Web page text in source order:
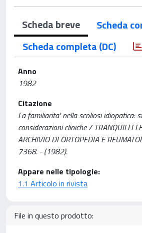
Scheda breve
Scheda
Scheda completa (DC)
Anno
1982
Citazione
La familiarita' nella scoliosi idiopatica:
considerazioni cliniche / TRANQUILLI
ARCHIVIO DI ORTOPEDIA E
7368. - (1982).
Appare nelle tipologie:
1.1 Articolo in rivista
File in questo prodotto: